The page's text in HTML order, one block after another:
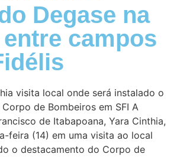
Degase na
entre campos
visita local onde será instalado o
de Bombeiros em SFI A
de Itabapoana, Yara Cinthia,
feira (14) em uma visita ao local
o destacamento do Corpo de